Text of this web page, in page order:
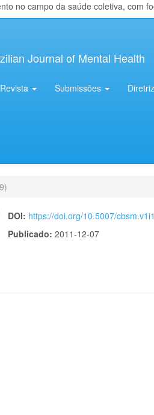
no campo da saúde coletiva,
Journal of Mental Health
Submissões
DOI: https://doi.org/10.5007/cbsm.v1i1
Publicado:2011-12-07